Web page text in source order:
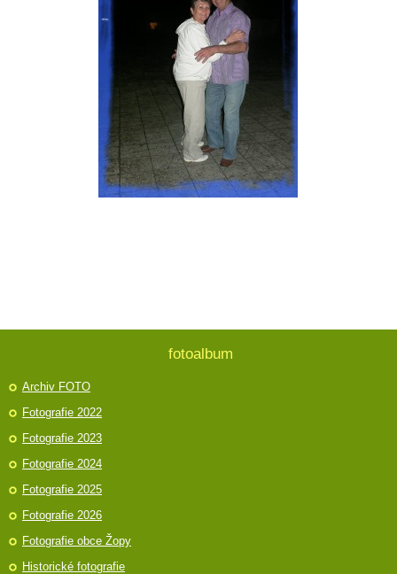
fotoalbum
Archiv FOTO
Fotografie 2022
Fotografie 2023
Fotografie 2024
Fotografie 2025
Fotografie 2026
Fotografie obce Žopy
Historické fotografie